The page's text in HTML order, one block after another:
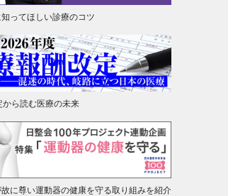
ってほしい診療のコツ
から読む医療の未来
に尊い運動器の健康を守る取り組みを紹介